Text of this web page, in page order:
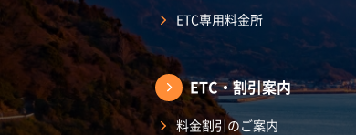
ETC専用料金所
ETC・割引案内
料金割引のご案内